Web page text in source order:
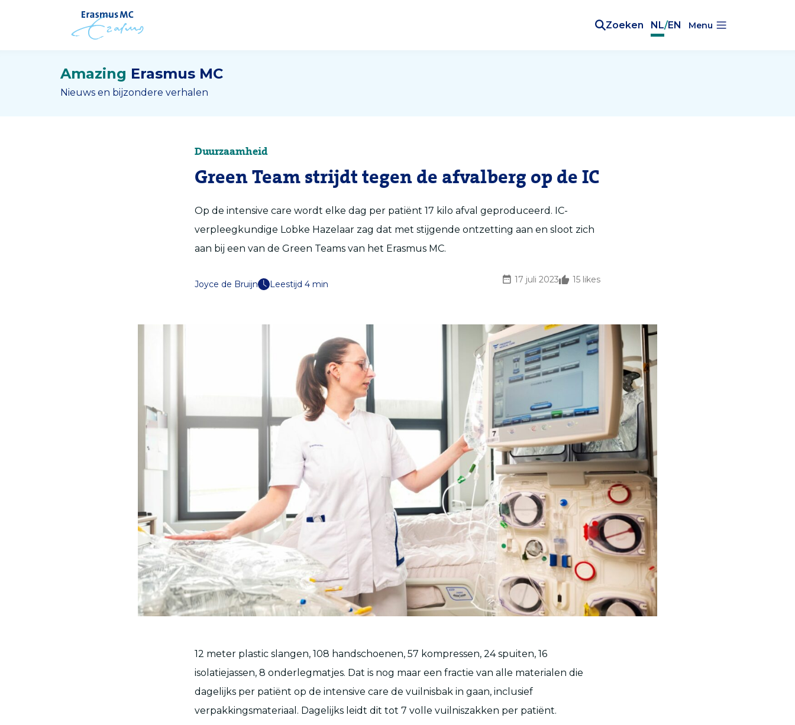
Zoeken NL/EN Menu
Amazing Erasmus MC
Nieuws en bijzondere verhalen
Duurzaamheid
Green Team strijdt tegen de afvalberg op de IC
Op de intensive care wordt elke dag per patiënt 17 kilo afval geproduceerd. IC-
verpleegkundige Lobke Hazelaar zag dat met stijgende ontzetting aan en sloot zich
aan bij een van de Green Teams van het Erasmus MC.
Joyce de Bruijn Leestijd 4 min 17 juli 2023 15 likes
12 meter plastic slangen, 108 handschoenen, 57 kompressen, 24 spuiten, 16
isolatiejassen, 8 onderlegmatjes. Dat is nog maar een fractie van alle materialen die
dagelijks per patiënt op de intensive care de vuilnisbak in gaan, inclusief
verpakkingsmateriaal. Dagelijks leidt dit tot 7 volle vuilniszakken per patiënt.